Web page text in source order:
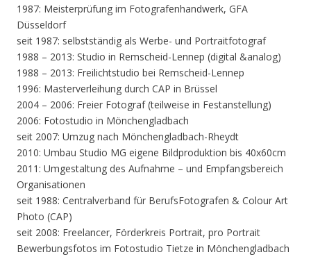
1987: Meisterprüfung im Fotografenhandwerk, GFA
Düsseldorf
seit 1987: selbstständig als Werbe- und Portraitfotograf
1988 – 2013: Studio in Remscheid-Lennep (digital &analog)
1988 – 2013: Freilichtstudio bei Remscheid-Lennep
1996: Masterverleihung durch CAP in Brüssel
2004 – 2006: Freier Fotograf (teilweise in Festanstellung)
2006: Fotostudio in Mönchengladbach
seit 2007: Umzug nach Mönchengladbach-Rheydt
2010: Umbau Studio MG eigene Bildproduktion bis 40x60cm
2011: Umgestaltung des Aufnahme – und Empfangsbereich
Organisationen
seit 1988: Centralverband für BerufsFotografen & Colour Art
Photo (CAP)
seit 2008: Freelancer, Förderkreis Portrait, pro Portrait
Bewerbungsfotos im Fotostudio Tietze in Mönchengladbach